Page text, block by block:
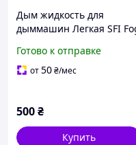
Дым жидкость для
дыммашин Легкая SFI
Готово к отправке
от50₴/мес
500₴
Купить